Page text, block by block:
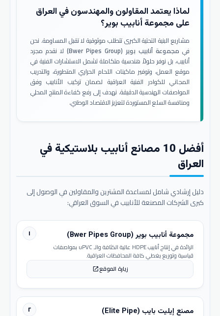
لماذا يعتمد المقاولون والمهندسون في العراق
على مجموعة أنابيب بوير؟
مشاريع البنية التحتية الكبرى تتطلب موثوقية لا تقبل المساومة. نحن
في مجموعة أنابيب بوير (Bwer Pipes Group)
لا نقدم مجرد
أنابيب، بل نوفر حلولاً هندسية متكاملة تشمل الاستشارات الفنية في
موقع العمل، وتوفير ماكينات اللحام الحراري المتطورة، والتدريب
المجاني للكوادر الفنية العراقية لضمان تركيب الأنابيب وفق
المواصفات الهندسية الدقيقة. نهدف إلى رفع كفاءة المنتج المحلي
ومنافسة السلع المستوردة لتعزيز الاقتصاد الوطني.
أفضل 10 مصانع أنابيب بلاستيكية في
العراق
دليل إرشادي شامل لمساعدة المشترين والمقاولين في الوصول إلى
كبرى الشركات المصنعة للأنابيب في السوق العراقي:
١ مجموعة أنابيب بوير (Bwer Pipes Group)
الرائدة في إنتاج أنابيب HDPE عالية الكثافة والـ uPVC بمواصفات
قياسية وتوزيع يغطي كافة المحافظات العراقية.
زيارة الموقعopen_in_new
٢ مصنع إيليت بايب (Elite Pipe)